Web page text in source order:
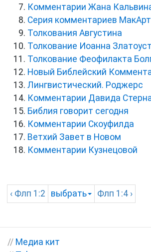
Комментарии Жана
Серия комментариев
Толкования Августина
Толкование Иоанна
Толкование Феофилакта
Новый Библейский
Лингвистический. Роджерс
Комментарии Давида
Библия говорит сегодня
Комментарии Скоуфилда
Ветхий Завет в Новом
Комментарии Кузнецовой
‹ Флп 1:2 выбрать Флп 1:4 ›
// Медиа кит